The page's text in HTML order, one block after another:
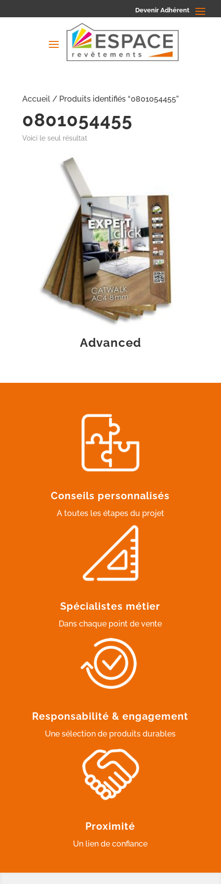
Devenir Adhérent
Accueil/ Produits identifiés “0801054455”
0801054455
Voici le seul résultat
Advanced
Conseils personnalisés
A toutes les étapes du projet
Spécialistes métier
Dans chaque point de vente
Responsabilité & engagement
Une sélection de produits durables
Proximité
Un lien de confiance